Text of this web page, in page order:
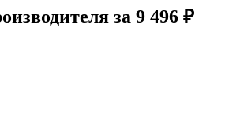
за 9 496 ₽